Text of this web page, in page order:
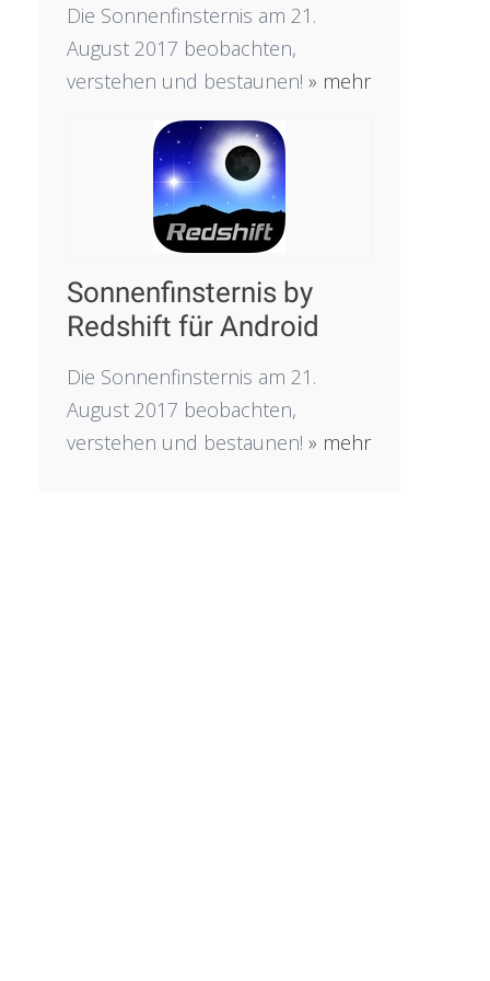
Die Sonnenfinsternis am 21.
August 2017 beobachten,
verstehen und bestaunen! » mehr
Sonnenfinsternis by
Redshift für Android
Die Sonnenfinsternis am 21.
August 2017 beobachten,
verstehen und bestaunen! » mehr